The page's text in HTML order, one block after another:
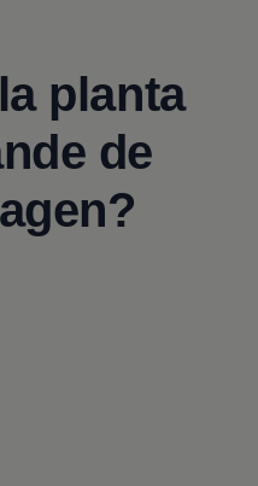
planta
de
?